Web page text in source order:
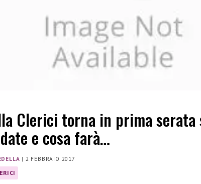
Clerici torna in prima serata
e cosa farà…
| 2 FEBBRAIO 2017